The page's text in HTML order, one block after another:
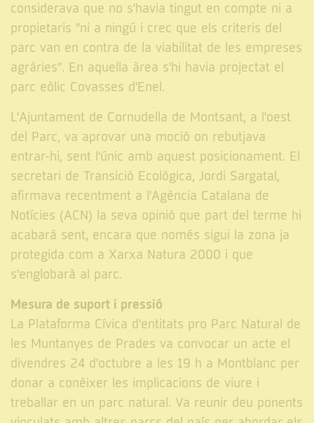
considerava que no s'havia tingut en compte ni a
propietaris "ni a ningú i crec que els criteris del
parc van en contra de la viabilitat de les empreses
agràries". En aquella àrea s'hi havia projectat el
parc eòlic Covasses d'Enel.
L'Ajuntament de Cornudella de Montsant, a l'oest
del Parc, va aprovar una moció on rebutjava
entrar-hi, sent l'únic amb aquest posicionament. El
secretari de Transició Ecològica, Jordi Sargatal,
afirmava recentment a l'Agència Catalana de
Notícies (ACN) la seva opinió que part del terme hi
acabarà sent, encara que només sigui la zona ja
protegida com a Xarxa Natura 2000 i que
s'englobarà al parc.
Mesura de suport i pressió
La Plataforma Cívica d'entitats pro Parc Natural de
les Muntanyes de Prades va convocar un acte el
divendres 24 d'octubre a les 19 h a Montblanc per
donar a conèixer les implicacions de viure i
treballar en un parc natural. Va reunir deu ponents